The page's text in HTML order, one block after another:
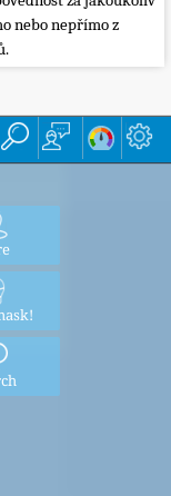
nebo nepřímo z